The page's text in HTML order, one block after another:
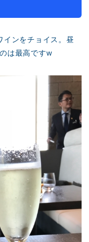
インをチョイス。昼
は最高ですw